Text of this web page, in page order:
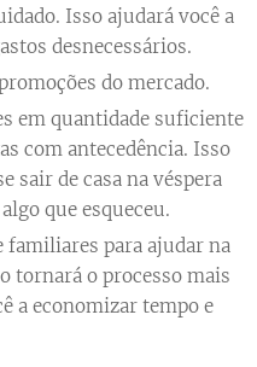
Isso ajudará você a
desnecessários.
do mercado.
em quantidade suficiente
com antecedência. Isso
sair de casa na véspera
que esqueceu.
familiares para ajudar na
tornará o processo mais
a economizar tempo e